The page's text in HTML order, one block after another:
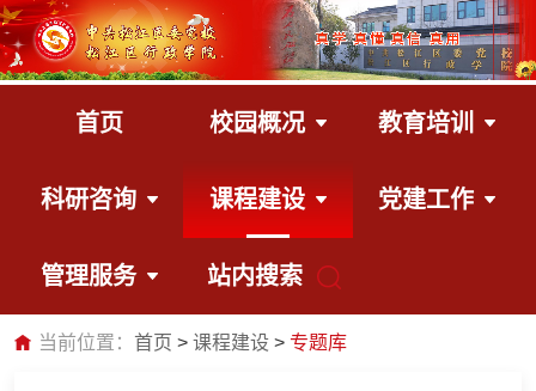
首页 校园概况 教育培训
科研咨询 课程建设 党建工作
管理服务 站内搜索
当前位置： 首页 课程建设 专题库